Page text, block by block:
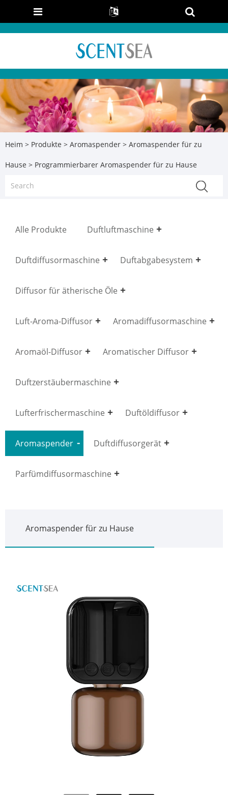
Heim > Produkte > Aromaspender > Aromaspender für zu
Hause > Programmierbarer Aromaspender für zu Hause
Alle Produkte Duftluftmaschine
Duftdiffusormaschine Duftabgabesystem
Diffusor für ätherische Öle
Luft-Aroma-Diffusor Aromadiffusormaschine
Aromaöl-Diffusor Aromatischer Diffusor
Duftzerstäubermaschine
Lufterfrischermaschine Duftöldiffusor
Aromaspender Duftdiffusorgerät
Parfümdiffusormaschine
Aromaspender für zu Hause